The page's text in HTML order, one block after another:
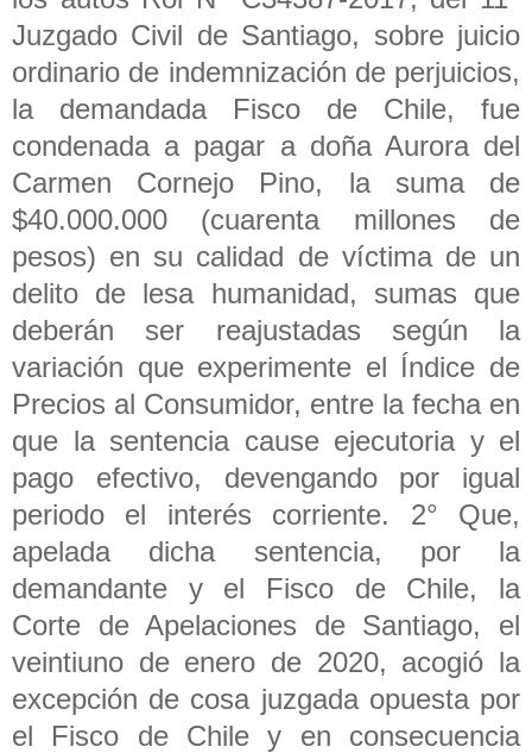
Juzgado Civil de Santiago, sobre juicio
ordinario de indemnización de perjuicios,
la demandada Fisco de Chile, fue
condenada a pagar a doña Aurora del
Carmen Cornejo Pino, la suma de
$40.000.000 (cuarenta millones de
pesos) en su calidad de víctima de un
delito de lesa humanidad, sumas que
deberán ser reajustadas según la
variación que experimente el Índice de
Precios al Consumidor, entre la fecha en
que la sentencia cause ejecutoria y el
pago efectivo, devengando por igual
periodo el interés corriente. 2° Que,
apelada dicha sentencia, por la
demandante y el Fisco de Chile, la
Corte de Apelaciones de Santiago, el
veintiuno de enero de 2020, acogió la
excepción de cosa juzgada opuesta por
el Fisco de Chile y en consecuencia